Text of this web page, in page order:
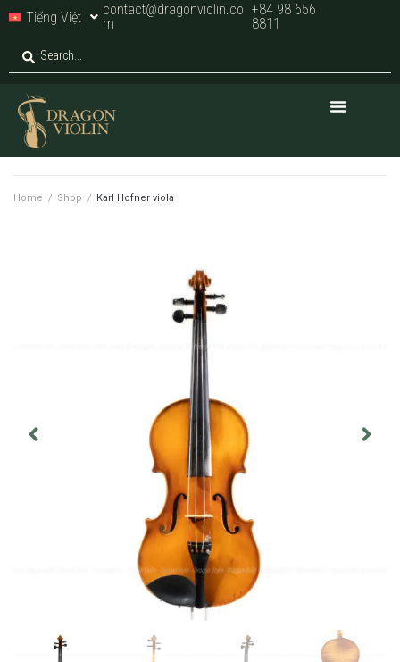
Tiếng Việt
contact@dragonviolin.co
m
+84 98 656
8811
Home / Shop / Karl Hofner viola